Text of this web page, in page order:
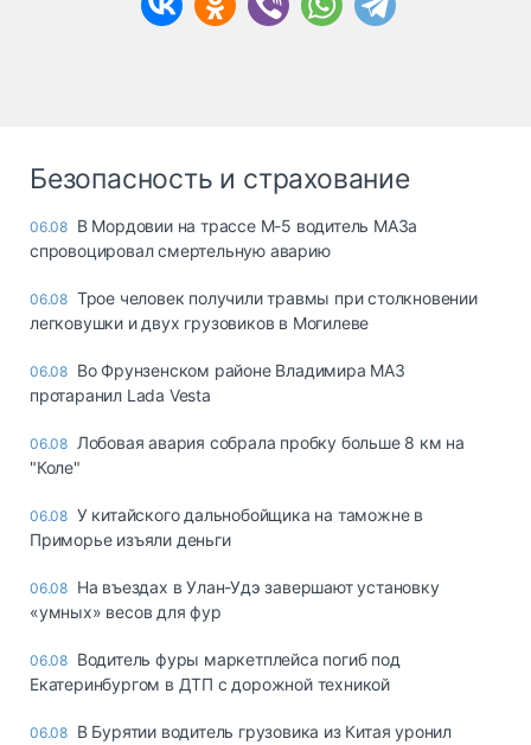
Безопасность и страхование
06.08 В Мордовии на трассе М-5 водитель МАЗа
спровоцировал смертельную аварию
06.08 Трое человек получили травмы при столкновении
легковушки и двух грузовиков в Могилеве
06.08 Во Фрунзенском районе Владимира МАЗ
протаранил Lada Vesta
06.08 Лобовая авария собрала пробку больше 8 км на
"Коле"
06.08 У китайского дальнобойщика на таможне в
Приморье изъяли деньги
06.08 Ha въeздax в Улaн-Удэ зaвepшaют ycтaнoвкy
«yмныx» вecoв для фyp
06.08 Водитель фуры маркетплейса погиб под
Екатеринбургом в ДТП с дорожной техникой
06.08 В Бурятии водитель грузовика из Китая уронил